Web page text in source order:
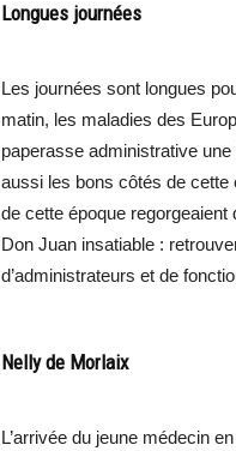
Longues journées
Les journées sont longues
matin, les maladies des
paperasse administrative
aussi les bons côtés de
de cette époque
Don Juan insatiable :
d’administrateurs et de
Nelly de Morlaix
L’arrivée du jeune médecin